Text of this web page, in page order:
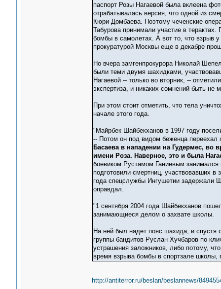
паспорт Розы Нагаевой была вклеена
отрабатывалась версия, что одной из
Кюри Домбаева. Поэтому чеченские
Табурова принимали участие в
бомбы в самолетах. А вот то, что взрыв
прокуратурой Москвы еще в декабре
Но вчера замгенпрокурора Николай
были теми двумя шахидками,
Нагаевой -- только во вторник, --
экспертиза, и никаких сомнений быть не
При этом стоит отметить, что тела
начале этого года.
"Майрбек Шайбекханов в 1997 году
-- Потом он под видом беженца
Басаева в нападении на Гудермес, во
имени Роза. Наверное, это и была
боевиком Рустамом Ганиевым занимался
подготовили смертниц, участвовавших
года спецслужбы Ингушетии задержали
оправдал.
"1 сентября 2004 года Шайбекханов
занимающиеся делом о захвате школы.
На ней был надет пояс шахида, и спустя
группы бандитов Руслан Хучбаров по
устрашения заложников, либо потому,
время взрыва бомбы в спортзале школы,
http://antiterror.ru/beslan/beslannews/